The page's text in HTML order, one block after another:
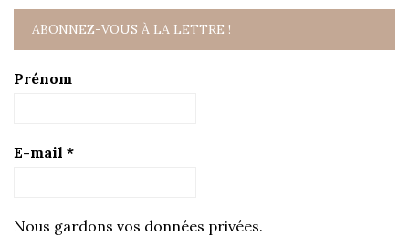
ABONNEZ-VOUS À LA LETTRE !
Prénom
E-mail *
Nous gardons vos données privées.